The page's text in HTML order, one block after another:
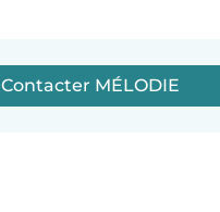
Contacter MÉLODIE